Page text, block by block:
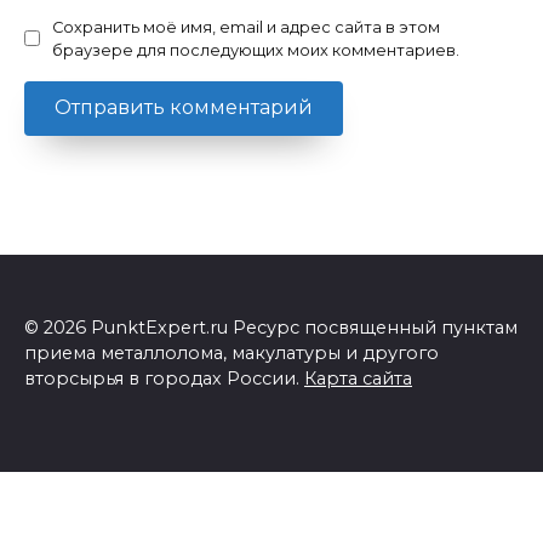
Сохранить моё имя, email и адрес сайта в этом
браузере для последующих моих комментариев.
© 2026 PunktExpert.ru Ресурс посвященный пунктам
приема металлолома, макулатуры и другого
вторсырья в городах России. Карта сайта